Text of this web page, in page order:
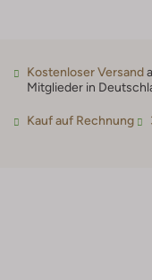
Kostenloser Versand
Mitglieder in
Kauf auf Rechnung